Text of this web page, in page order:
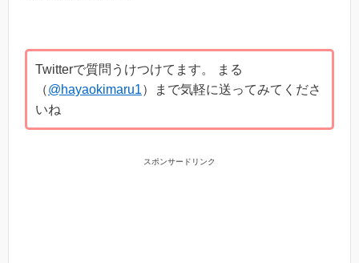
Twitterで質問うけつけてます。 まる
（@hayaokimaru1）まで気軽に送ってみてくださ
いね
スポンサードリンク